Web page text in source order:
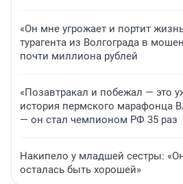
«Он мне угрожает и портит
турагента из Волгограда в
почти миллиона рублей
«Позавтракал и побежал — это
история пермского марафонца
— он стал чемпионом РФ 35 раз
Накипело у младшей сестры:
осталась быть хорошей»